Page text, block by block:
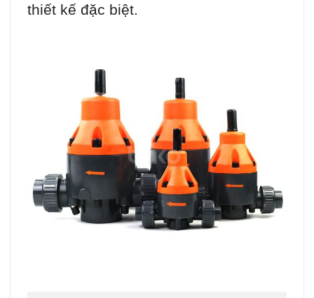
thiết kế đặc biệt.